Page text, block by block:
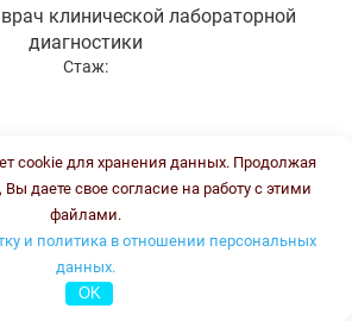
врач клинической лабораторной
диагностики
Стаж:
3500 рублей
ЧТ, ПТ с 16.00 до 18.00
cookie для хранения данных. Продолжая
Вы даете свое согласие на работу с этими
файлами.
и политика в отношении персональных
данных.
OK